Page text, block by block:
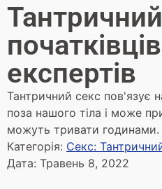
експертів
Тантричний секс пов'язує
поза нашого тіла і може
можуть тривати годинами.
Категорія: Секс:
Дата: Травень 8, 2022